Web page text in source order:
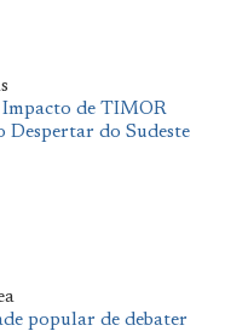
de TIMOR
Despertar do Sudeste
popular de debater